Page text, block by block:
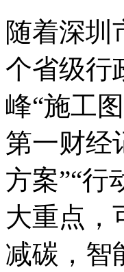
随着深圳
个省级行
峰“施工
第一财经
方案”“行
大重点，
减碳，智